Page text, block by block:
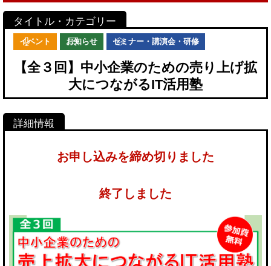
イベント お知らせ セミナー・講演会・研修
【全３回】中小企業のための売り上げ拡
大につながるIT活用塾
お申し込みを締め切りました
終了しました